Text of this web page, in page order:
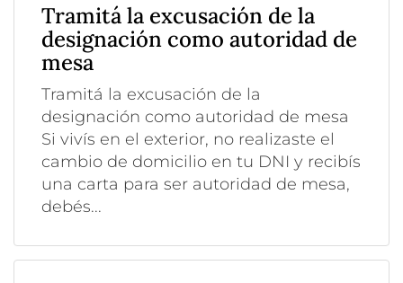
Tramitá la excusación de la
designación como autoridad de
mesa
Tramitá la excusación de la
designación como autoridad de mesa
Si vivís en el exterior, no realizaste el
cambio de domicilio en tu DNI y recibís
una carta para ser autoridad de mesa,
debés...